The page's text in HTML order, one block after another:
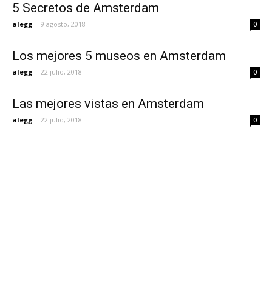
5 Secretos de Amsterdam
alegg - 9 agosto, 2018 0
Los mejores 5 museos en Amsterdam
alegg - 22 julio, 2018 0
Las mejores vistas en Amsterdam
alegg - 22 julio, 2018 0